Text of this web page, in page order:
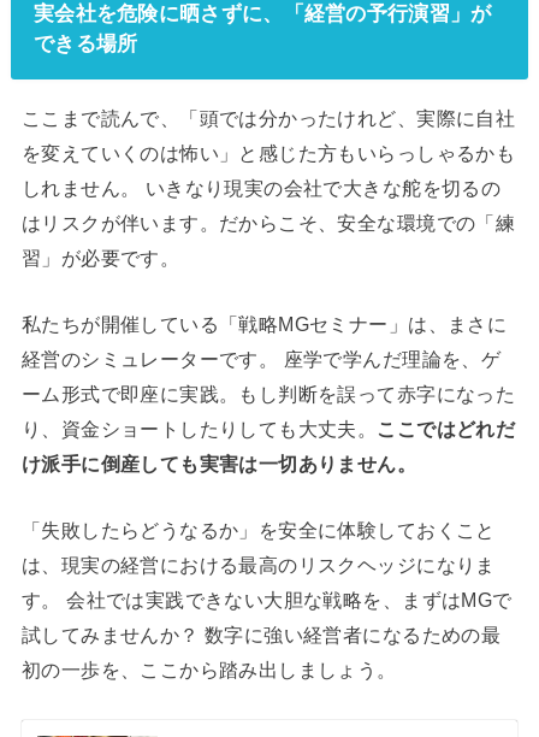
実会社を危険に晒さずに、「経営の予行演習」が
できる場所
ここまで読んで、「頭では分かったけれど、実際に自社
を変えていくのは怖い」と感じた方もいらっしゃるかも
しれません。 いきなり現実の会社で大きな舵を切るの
はリスクが伴います。だからこそ、安全な環境での「練
習」が必要です。
私たちが開催している「戦略MGセミナー」は、まさに
経営のシミュレーターです。 座学で学んだ理論を、ゲ
ーム形式で即座に実践。もし判断を誤って赤字になった
り、資金ショートしたりしても大丈夫。 ここではどれだ
け派手に倒産しても実害は一切ありません。
「失敗したらどうなるか」を安全に体験しておくこと
は、現実の経営における最高のリスクヘッジになりま
す。 会社では実践できない大胆な戦略を、まずはMGで
試してみませんか？ 数字に強い経営者になるための最
初の一歩を、ここから踏み出しましょう。